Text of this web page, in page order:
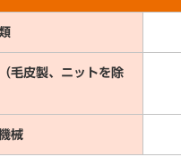
毛皮製、ニットを除
械